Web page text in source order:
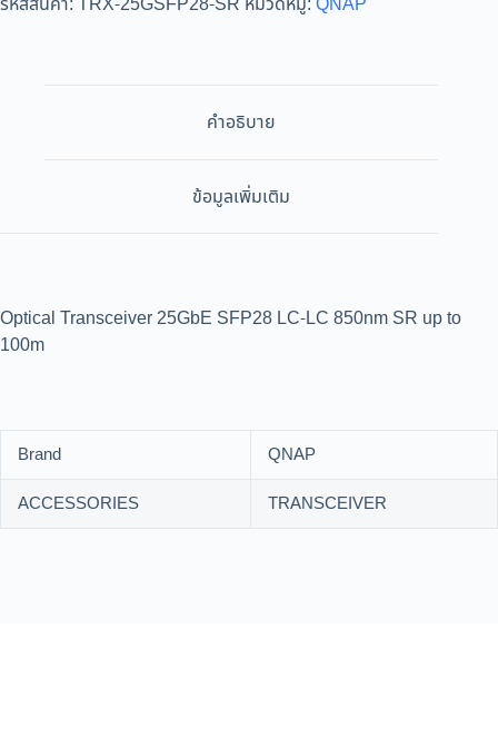
คำอธิบาย
ข้อมูลเพิ่มเติม
Optical Transceiver 25GbE SFP28 LC-LC 850nm SR up to
100m
Brand
QNAP
ACCESSORIES
TRANSCEIVER